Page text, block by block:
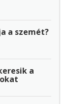
a szemét?
a